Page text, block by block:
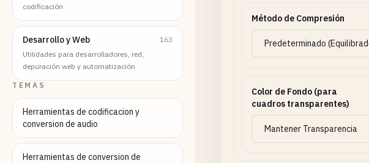
codificación
Desarrollo y Web
163
Utilidades para desarrolladores, red,
depuración web y automatización
TEMAS
Herramientas de codificacion y
conversion de audio
Herramientas de conversion de
Método de Compresión
Color de Fondo (para
cuadros transparentes)